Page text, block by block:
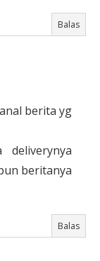
Balas
berita yg
beritanya
Balas